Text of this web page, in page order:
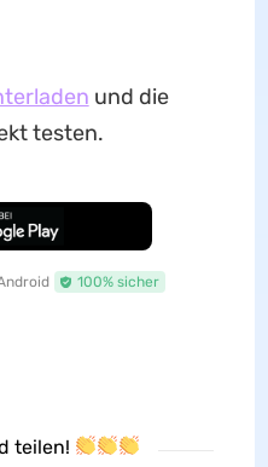
und die
testen.
Download
100% sicher
teilen!